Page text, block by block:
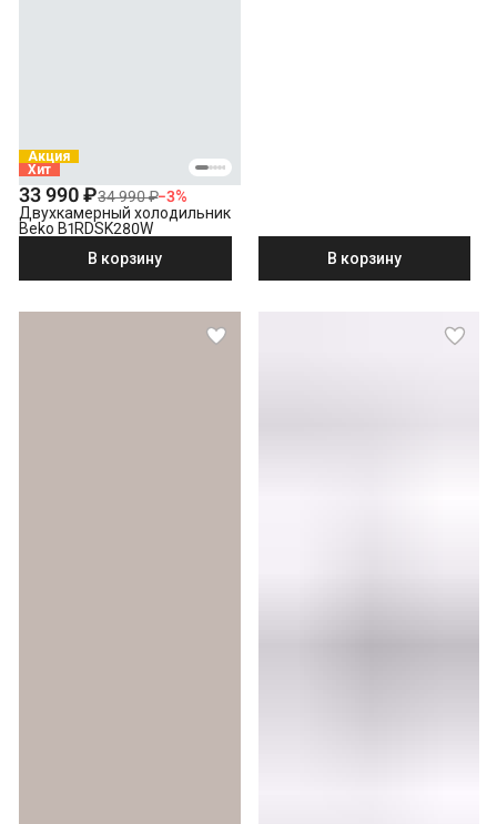
Акция
Хит
33 990 ₽34 990 ₽−3%
Двухкамерный холодильник
Beko B1RDSK280W
В корзину
В корзину